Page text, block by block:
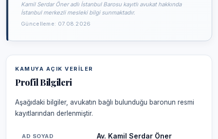
Kamil Serdar Öner adlı İstanbul Barosu kayıtlı avukat hakkında
İstanbul merkezli mesleki bilgi sunmaktadır.
Güncelleme: 07.08.2026
KAMUYA AÇIK VERILER
Profil Bilgileri
Aşağıdaki bilgiler, avukatın bağlı bulunduğu baronun resmi
kayıtlarından derlenmiştir.
AD SOYAD Av. Kamil Serdar Öner